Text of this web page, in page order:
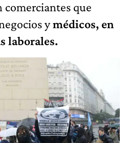
que
ymédicos, en
laborales.